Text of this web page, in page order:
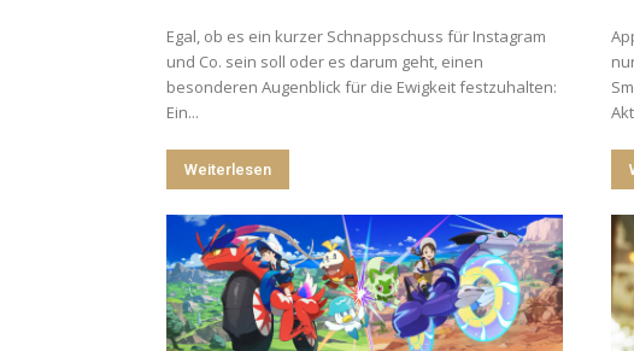
Egal, ob es ein kurzer Schnappschuss für Instagram
und Co. sein soll oder es darum geht, einen
besonderen Augenblick für die Ewigkeit festzuhalten:
Ein...
Weiterlesen